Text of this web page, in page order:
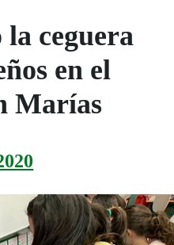
ceguera
en el
Marías